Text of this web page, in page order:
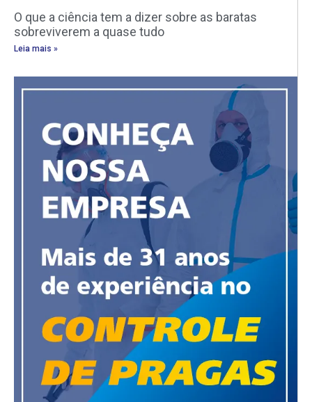
O que a ciência tem a dizer sobre as baratas
sobreviverem a quase tudo
Leia mais »